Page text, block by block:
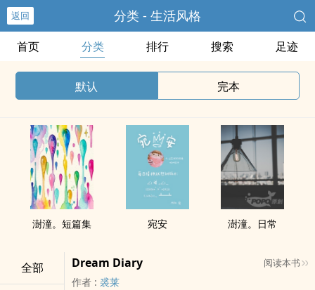
返回 分类 - 生活风格
首页 分类 排行 搜索 足迹
默认 完本
澍潼。短篇集 宛安 澍潼。日常
全部 Dream Diary 阅读本书
作者 : 裘莱